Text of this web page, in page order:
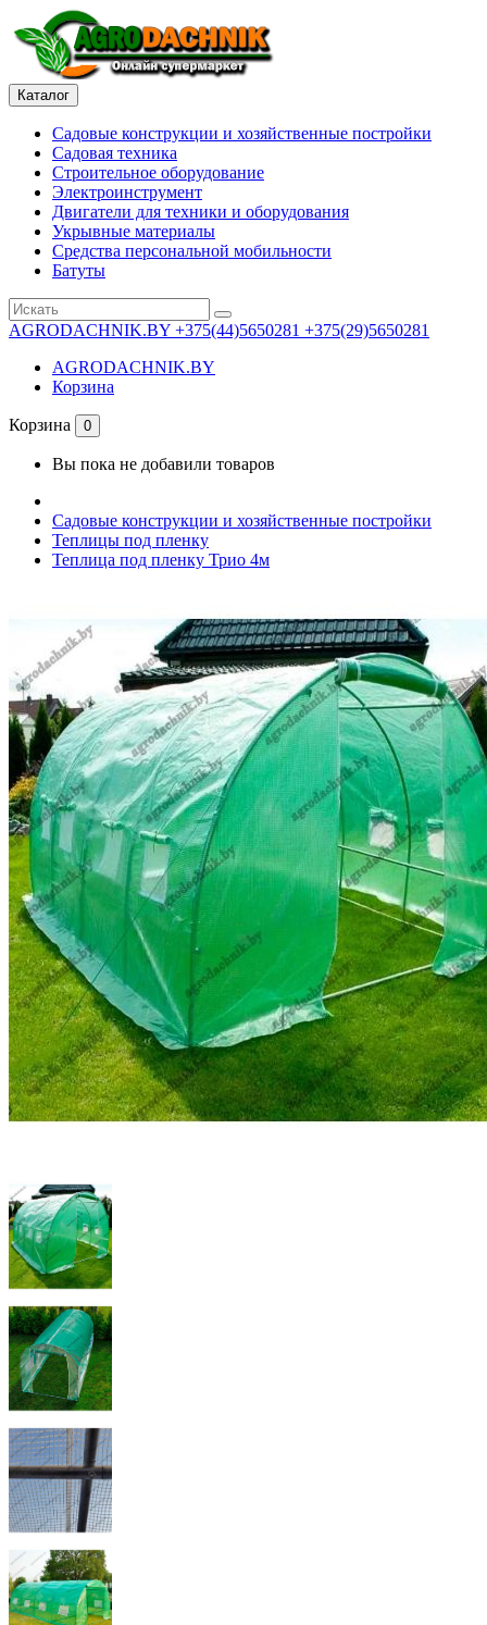
Каталог
Садовые конструкции и хозяйственные постройки
Садовая техника
Строительное оборудование
Электроинструмент
Двигатели для техники и оборудования
Укрывные материалы
Средства персональной мобильности
Батуты
AGRODACHNIK.BY +375(44)5650281 +375(29)5650281
AGRODACHNIK.BY
Корзина
Корзина 0
Вы пока не добавили товаров
Садовые конструкции и хозяйственные постройки
Теплицы под пленку
Теплица под пленку Трио 4м